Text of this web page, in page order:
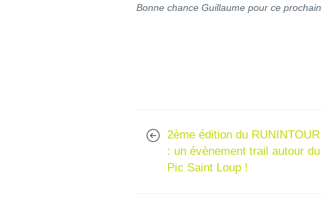
Bonne chance Guillaume pour ce
2ème édition du RUNINTOUR
: un évènement trail autour du
Pic Saint Loup !